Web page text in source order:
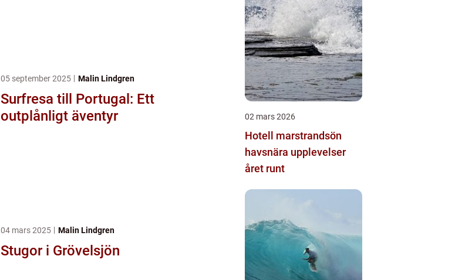
05 september 2025 Malin Lindgren
Surfresa till Portugal: Ett
outplånligt äventyr
04 mars 2025 Malin Lindgren
Stugor i Grövelsjön
02 mars 2026
Hotell marstrandsön
havsnära upplevelser
året runt